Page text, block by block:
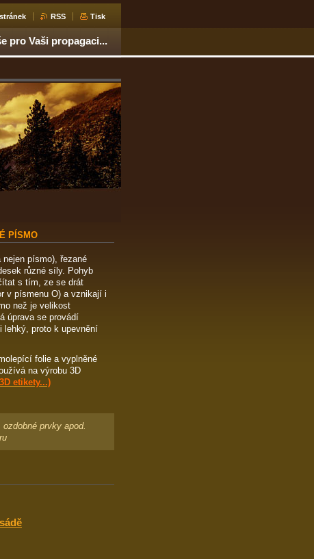
RSS Tisk
pro Vaši propagaci...
PÍSMO
písmo), řezané
různé síly. Pohyb
s tím, ze se drát
v písmenu O) a vznikají i
než je velikost
úprava se provádí
lehký, proto k upevnění
folie a vyplněné
na výrobu 3D
etikety...)
prvky apod.